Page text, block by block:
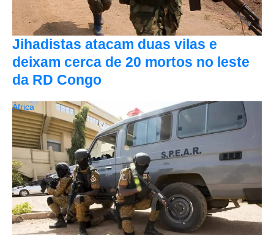
Jihadistas atacam duas vilas e
deixam cerca de 20 mortos no leste
da RD Congo
África